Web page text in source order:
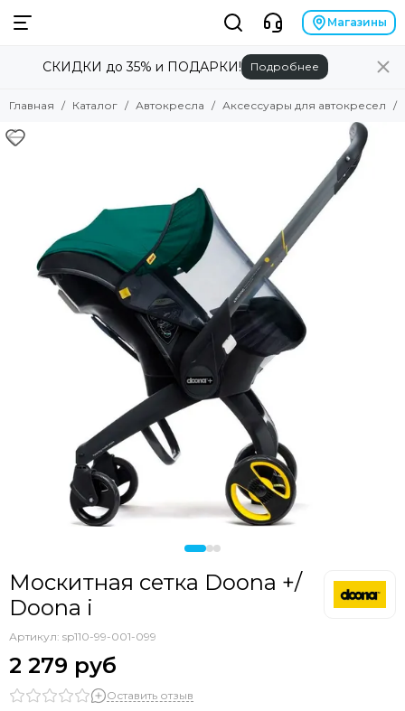
Смотреть все товары
Группа 0-1-2 (0-25 кг)
Группа 1-2-3 (9-36 кг)
Группа 2-3 (15-36 кг)
Базы для автокресел
Аксессуары для автокресел
Магазины
СКИДКИ до 35% и ПОДАРКИ! Подробнее
Главная Каталог Автокресла Аксессуары для автокресел
Москитная сетка Doona +/
Doona i
Артикул: sp110-99-001-099
2 279 руб
Оставить отзыв